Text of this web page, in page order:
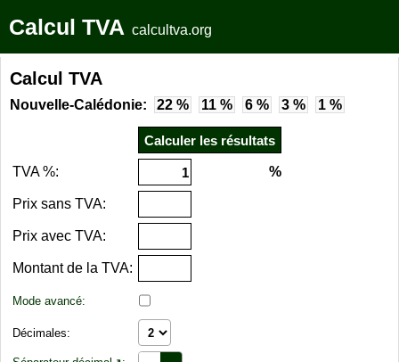
Calcul TVA calcultva.org
Calcul TVA
Nouvelle-Calédonie: 22 % 11 % 6 % 3 % 1 %
TVA %: %
Prix sans TVA:
Prix avec TVA:
Montant de la TVA:
Mode avancé:
Décimales: